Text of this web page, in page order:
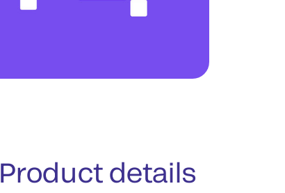
Product details